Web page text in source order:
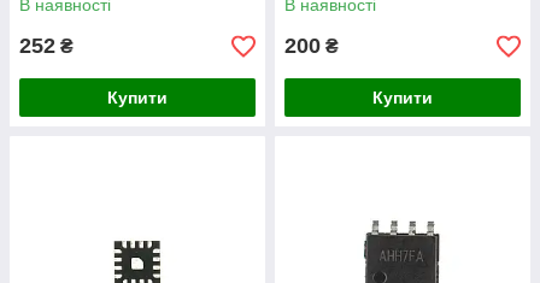
В наявності
252 ₴
Купити
В наявності
200 ₴
Купити